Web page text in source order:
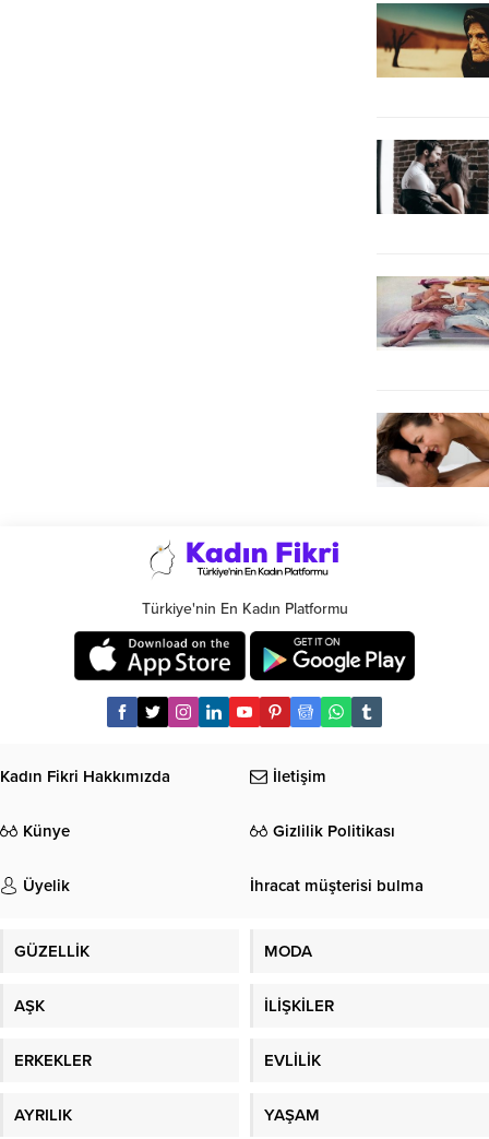
Türkiye'nin En Kadın Platformu
Kadın Fikri Hakkımızda İletişim
Künye Gizlilik Politikası
Üyelik İhracat müşterisi bulma
GÜZELLİK MODA
AŞK İLİŞKİLER
ERKEKLER EVLİLİK
AYRILIK YAŞAM